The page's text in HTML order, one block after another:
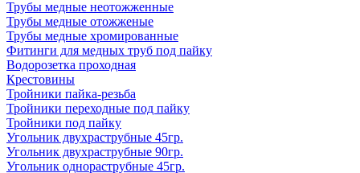
Трубы медные неотожженные
Трубы медные отожженые
Трубы медные хромированные
Фитинги для медных труб под пайку
Водорозетка проходная
Крестовины
Тройники пайка-резьба
Тройники переходные под пайку
Тройники под пайку
Угольник двухраструбные 45гр.
Угольник двухраструбные 90гр.
Угольник однораструбные 45гр.